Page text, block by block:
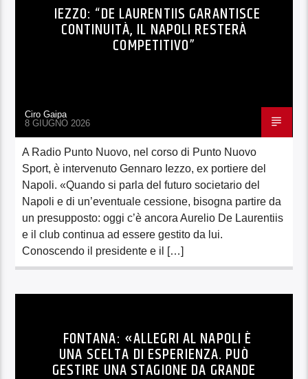
IEZZO: “DE LAURENTIIS GARANTISCE
CONTINUITÀ, IL NAPOLI RESTERÀ
COMPETITIVO”
Ciro Gaipa
8 GIUGNO 2026
A Radio Punto Nuovo, nel corso di Punto Nuovo
Sport, è intervenuto Gennaro Iezzo, ex portiere del
Napoli. «Quando si parla del futuro societario del
Napoli e di un’eventuale cessione, bisogna partire da
un presupposto: oggi c’è ancora Aurelio De Laurentiis
e il club continua ad essere gestito da lui.
Conoscendo il presidente e il […]
FONTANA: «ALLEGRI AL NAPOLI È
UNA SCELTA DI ESPERIENZA. PUÒ
GESTIRE UNA STAGIONE DA GRANDE